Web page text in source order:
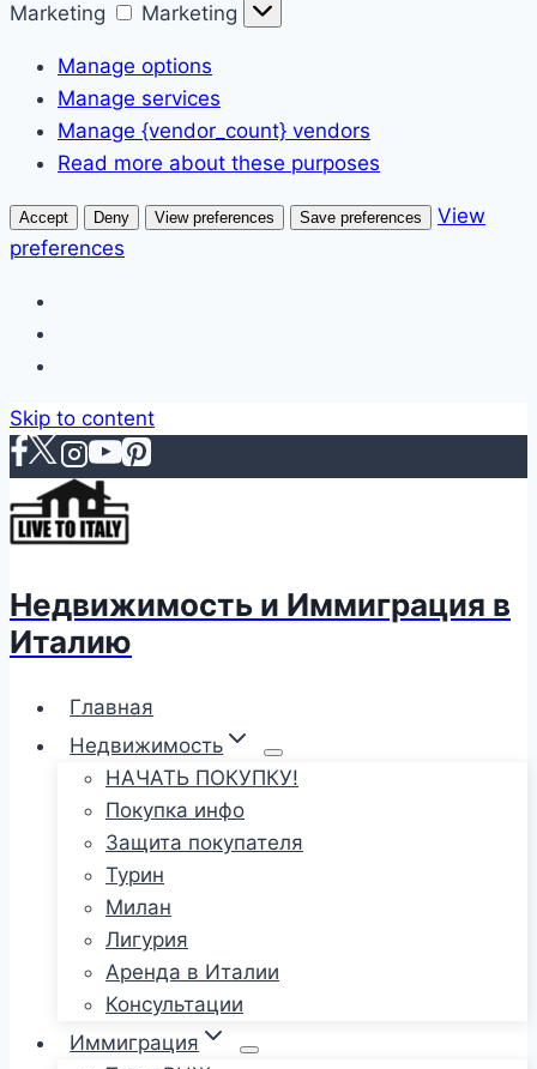
Marketing
Marketing
Manage options
Manage services
Manage {vendor_count} vendors
Read more about these purposes
Accept Deny View preferences Save preferences
View
preferences
Skip to content
Недвижимость и Иммиграция в
Италию
Главная
Недвижимость
НАЧАТЬ ПОКУПКУ!
Покупка инфо
Защита покупателя
Турин
Милан
Лигурия
Аренда в Италии
Консультации
Иммиграция